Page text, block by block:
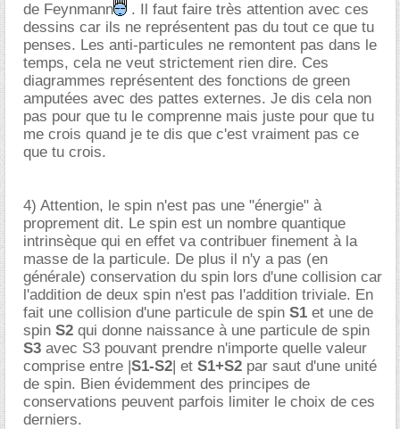
de Feynmann
. Il faut faire très attention avec ces
dessins car ils ne représentent pas du tout ce que tu
penses. Les anti-particules ne remontent pas dans le
temps, cela ne veut strictement rien dire. Ces
diagrammes représentent des fonctions de green
amputées avec des pattes externes. Je dis cela non
pas pour que tu le comprenne mais juste pour que tu
me crois quand je te dis que c'est vraiment pas ce
que tu crois.
4) Attention, le spin n'est pas une "énergie" à
proprement dit. Le spin est un nombre quantique
intrinsèque qui en effet va contribuer finement à la
masse de la particule. De plus il n'y a pas (en
générale) conservation du spin lors d'une collision car
l'addition de deux spin n'est pas l'addition triviale. En
fait une collision d'une particule de spin S1 et une de
spin S2 qui donne naissance à une particule de spin
S3 avec S3 pouvant prendre n'importe quelle valeur
comprise entre |S1-S2| et S1+S2 par saut d'une unité
de spin. Bien évidemment des principes de
conservations peuvent parfois limiter le choix de ces
derniers.